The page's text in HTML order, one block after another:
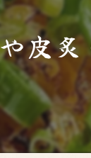
皮炙